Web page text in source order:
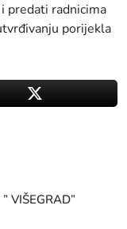
predati radnicima
porijekla
VIŠEGRAD”